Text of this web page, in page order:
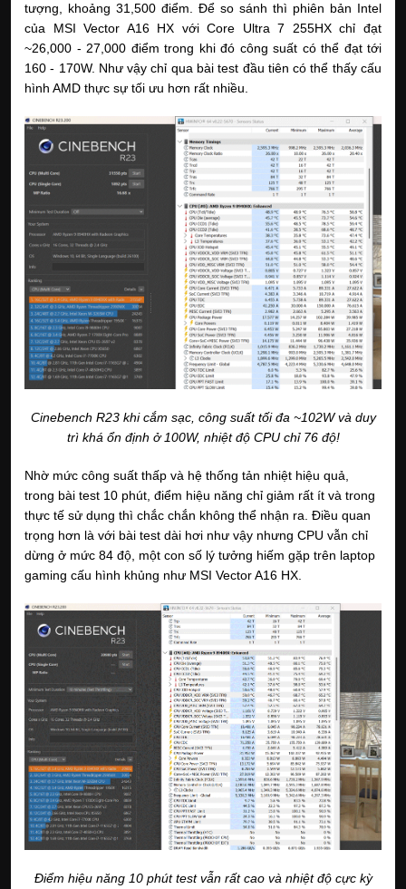
tượng, khoảng 31,500 điểm. Để so sánh thì phiên bản Intel
của MSI Vector A16 HX với Core Ultra 7 255HX chỉ đạt
~26,000 - 27,000 điểm trong khi đó công suất có thể đạt tới
160 - 170W. Như vậy chỉ qua bài test đầu tiên có thể thấy cấu
hình AMD thực sự tối ưu hơn rất nhiều.
Cinebench R23 khi cắm sạc, công suất tối đa ~102W và duy
trì khá ổn định ở 100W, nhiệt độ CPU chỉ 76 độ!
Nhờ mức công suất thấp và hệ thống tản nhiệt hiệu quả,
trong bài test 10 phút, điểm hiệu năng chỉ giảm rất ít và trong
thực tế sử dụng thì chắc chắn không thể nhận ra. Điều quan
trọng hơn là với bài test dài hơi như vậy nhưng CPU vẫn chỉ
dừng ở mức 84 độ, một con số lý tưởng hiếm gặp trên laptop
gaming cấu hình khủng như MSI Vector A16 HX.
Điểm hiệu năng 10 phút test vẫn rất cao và nhiệt độ cực kỳ